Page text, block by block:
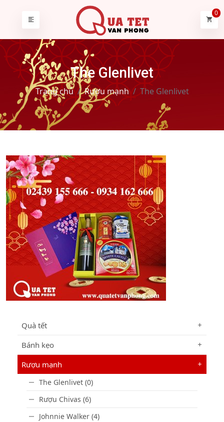
0
The Glenlivet
Trang chủ Rượu mạnh The Glenlivet
Quà tết
Bánh kẹo
Rượu mạnh
The Glenlivet (0)
Rượu Chivas (6)
Johnnie Walker (4)